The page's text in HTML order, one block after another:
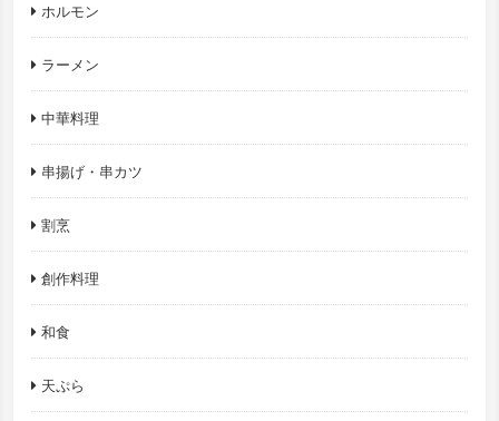
ホルモン
ラーメン
中華料理
串揚げ・串カツ
割烹
創作料理
和食
天ぷら